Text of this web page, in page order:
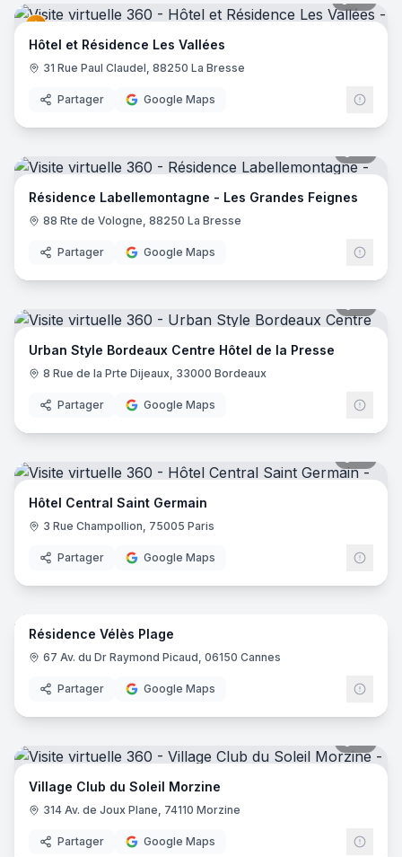
Hôtel et Résidence Les Vallées
31 Rue Paul Claudel, 88250 La Bresse
Partager Google Maps
Résidence Labellemontagne - Les Grandes Feignes
88 Rte de Vologne, 88250 La Bresse
Partager Google Maps
Urban Style Bordeaux Centre Hôtel de la Presse
8 Rue de la Prte Dijeaux, 33000 Bordeaux
Partager Google Maps
Hôtel Central Saint Germain
3 Rue Champollion, 75005 Paris
Partager Google Maps
14
Résidence Vélès Plage
67 Av. du Dr Raymond Picaud, 06150 Cannes
Partager Google Maps
Village Club du Soleil Morzine
314 Av. de Joux Plane, 74110 Morzine
Partager Google Maps